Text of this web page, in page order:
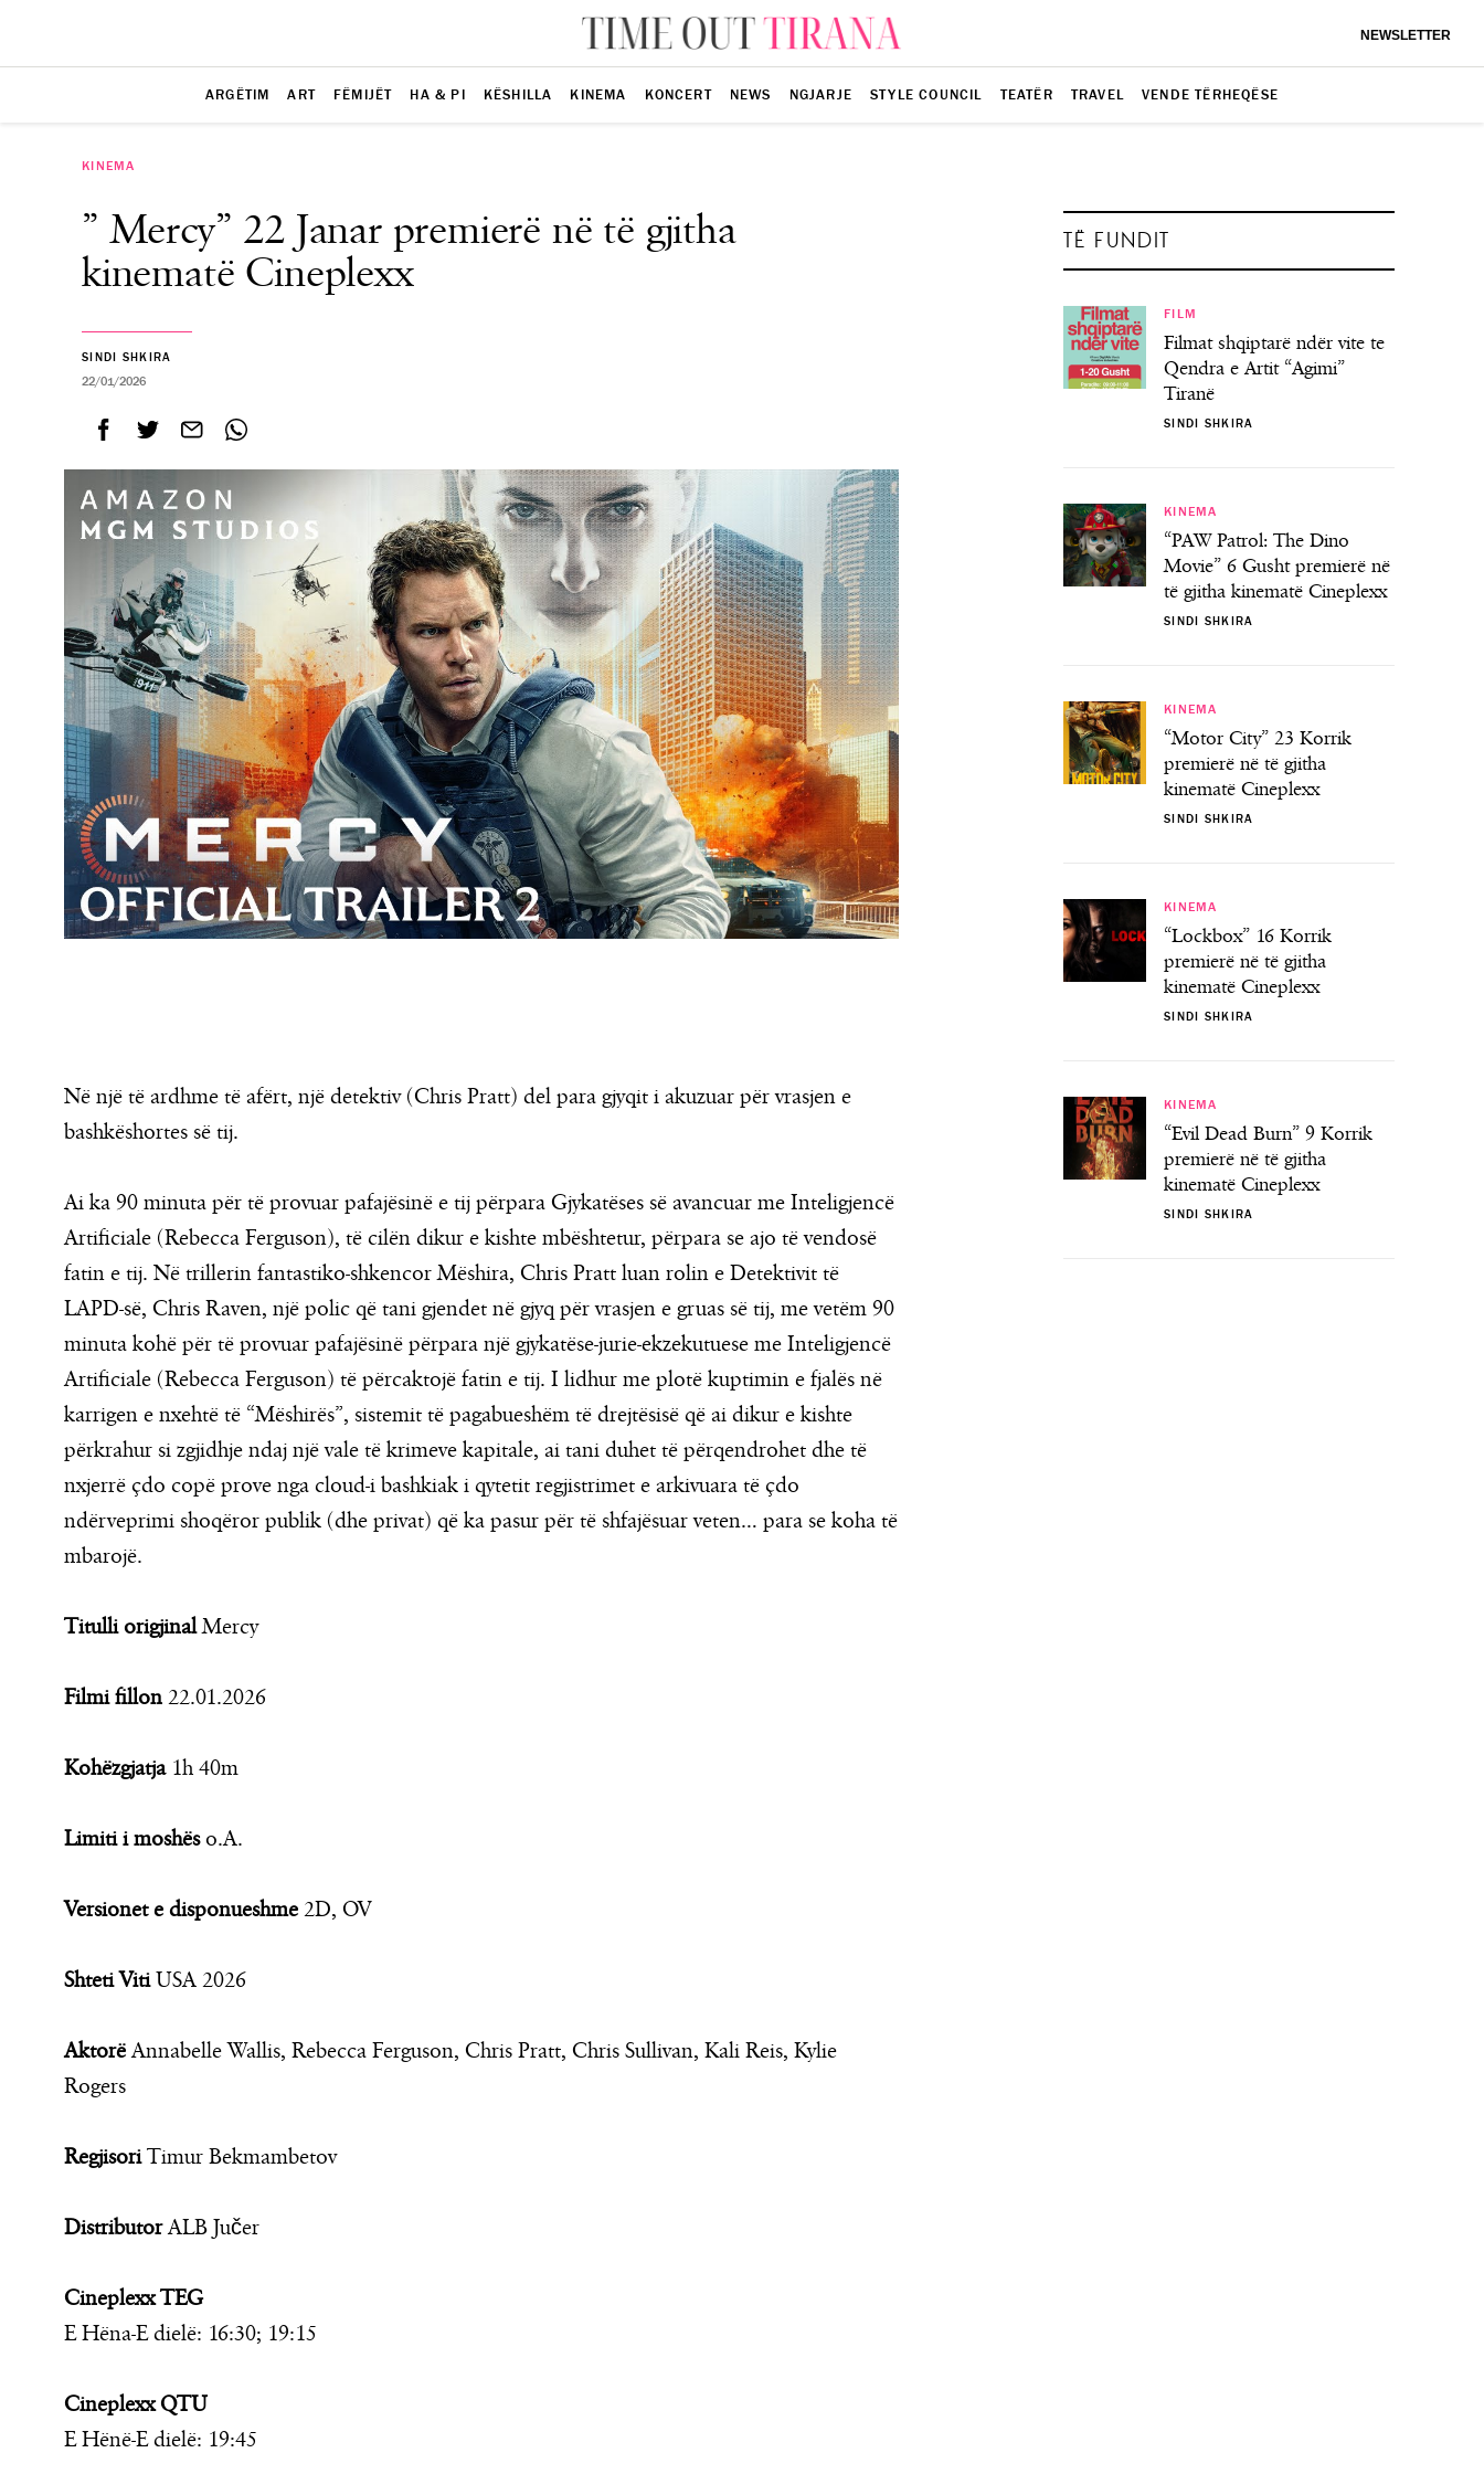
NEWSLETTER
ARGËTIM ART FËMIJËT HA & PI KËSHILLA KINEMA KONCERT NEWS NGJARJE STYLE COUNCIL TEATËR TRAVEL VENDE TËRHEQËSE
KINEMA
” Mercy” 22 Janar premierë në të gjitha
kinematë Cineplexx
SINDI SHKIRA
22/01/2026
Në një të ardhme të afërt, një detektiv (Chris Pratt) del para gjyqit i akuzuar për vrasjen e
bashkëshortes së tij.
Ai ka 90 minuta për të provuar pafajësinë e tij përpara Gjykatëses së avancuar me Inteligjencë
Artificiale (Rebecca Ferguson), të cilën dikur e kishte mbështetur, përpara se ajo të vendosë
fatin e tij. Në trillerin fantastiko-shkencor Mëshira, Chris Pratt luan rolin e Detektivit të
LAPD-së, Chris Raven, një polic që tani gjendet në gjyq për vrasjen e gruas së tij, me vetëm 90
minuta kohë për të provuar pafajësinë përpara një gjykatëse-jurie-ekzekutuese me Inteligjencë
Artificiale (Rebecca Ferguson) të përcaktojë fatin e tij. I lidhur me plotë kuptimin e fjalës në
karrigen e nxehtë të “Mëshirës”, sistemit të pagabueshëm të drejtësisë që ai dikur e kishte
përkrahur si zgjidhje ndaj një vale të krimeve kapitale, ai tani duhet të përqendrohet dhe të
nxjerrë çdo copë prove nga cloud-i bashkiak i qytetit regjistrimet e arkivuara të çdo
ndërveprimi shoqëror publik (dhe privat) që ka pasur për të shfajësuar veten… para se koha të
mbarojë.
Titulli origjinalMercy
Filmi fillon 22.01.2026
Kohëzgjatja 1h 40m
Limiti i moshëso.A.
Versionet e disponueshme 2D, OV
Shteti VitiUSA 2026
AktorëAnnabelle Wallis, Rebecca Ferguson, Chris Pratt, Chris Sullivan, Kali Reis, Kylie
Rogers
RegjisoriTimur Bekmambetov
DistributorALB Jučer
Cineplexx TEG
E Hëna-E dielë: 16:30; 19:15
Cineplexx QTU
E Hënë-E dielë: 19:45
TË FUNDIT
FILM
Filmat shqiptarë ndër vite te
Qendra e Artit “Agimi”
Tiranë
SINDI SHKIRA
KINEMA
“PAW Patrol: The Dino
Movie” 6 Gusht premierë në
të gjitha kinematë Cineplexx
SINDI SHKIRA
KINEMA
“Motor City” 23 Korrik
premierë në të gjitha
kinematë Cineplexx
SINDI SHKIRA
KINEMA
“Lockbox” 16 Korrik
premierë në të gjitha
kinematë Cineplexx
SINDI SHKIRA
KINEMA
“Evil Dead Burn” 9 Korrik
premierë në të gjitha
kinematë Cineplexx
SINDI SHKIRA